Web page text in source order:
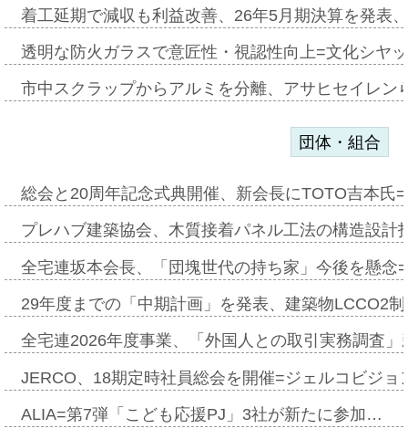
着工延期で減収も利益改善、26年5月期決算を発表
透明な防火ガラスで意匠性・視認性向上=文化シヤ
市中スクラップからアルミを分離、アサヒセイレ
団体・組合
総会と20周年記念式典開催、新会長にTOTO吉本氏
プレハブ建築協会、木質接着パネル工法の構造設
全宅連坂本会長、「団塊世代の持ち家」今後を懸
29年度までの「中期計画」を発表、建築物LCCO2
全宅連2026年度事業、「外国人との取引実務調査
JERCO、18期定時社員総会を開催=ジェルコビジ
ALIA=第7弾「こども応援PJ」3社が新たに参加…